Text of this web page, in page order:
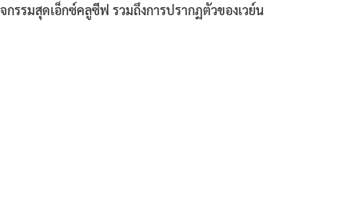
รรมสุดเอ็กซ์คลูซีฟ รวมถึงการปรากฏตัวของเวย์น